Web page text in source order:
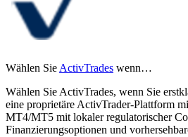
Wählen SieActivTrades wenn…
Wählen Sie ActivTrades, wenn Sie
eine proprietäre ActivTrader-Plattform
MT4/MT5 mit lokaler regulatorischer
Finanzierungsoptionen und